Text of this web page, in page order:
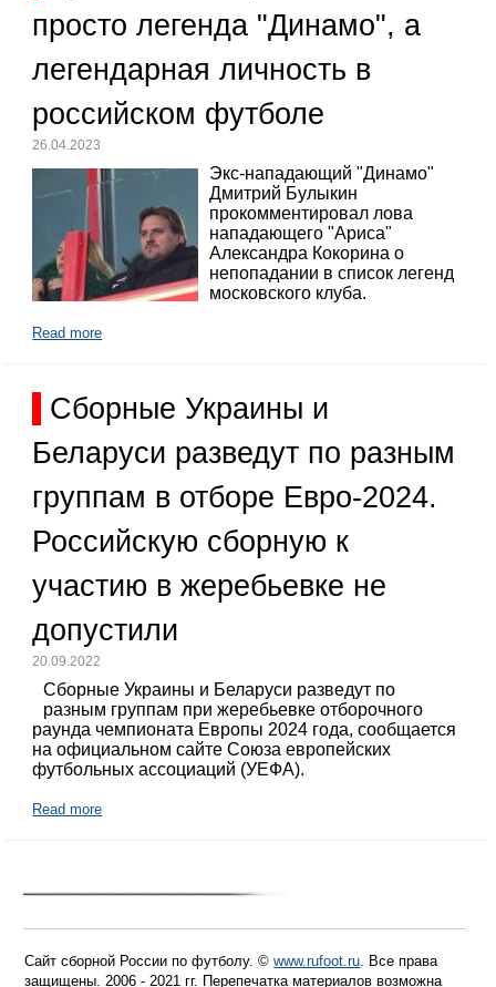
просто легенда "Динамо", а
легендарная личность в
российском футболе
26.04.2023
Экс-нападающий "Динамо"
Дмитрий Булыкин
прокомментировал лова
нападающего "Ариса"
Александра Кокорина о
непопадании в список легенд
московского клуба.
Read more
Сборные Украины и
Беларуси разведут по разным
группам в отборе Евро-2024.
Российскую сборную к
участию в жеребьевке не
допустили
20.09.2022
Сборные Украины и Беларуси разведут по
разным группам при жеребьевке отборочного
раунда чемпионата Европы 2024 года, сообщается
на официальном сайте Союза европейских
футбольных ассоциаций (УЕФА).
Read more
Сайт сборной России по футболу. ©www.rufoot.ru. Все права
защищены. 2006 - 2021 гг. Перепечатка материалов возможна